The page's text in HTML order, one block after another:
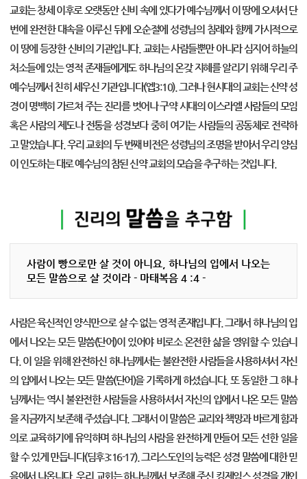
교회는 창세 이후로 오랫동안 신비 속에 있다가 예수님께서 이 땅에 오셔서 단
번에 완전한 대속을 이루신 뒤에 오순절에 성령님의 침례와 함께 가시적으로
이 땅에 등장한 신비의 기관입니다. 교회는 사람들뿐만 아니라 심지어 하늘의
처소들에 있는 영적 존재들에게도 하나님의 온갖 지혜를 알리기 위해 우리 주
예수님께서 친히 세우신 기관입니다(엡3:10). 그러나 현시대의 교회는 신약 성
경이 명백히 가르쳐 주는 진리를 벗어나 구약 시대의 이스라엘 사람들의 모임
혹은 사람의 제도나 전통을 성경보다 중히 여기는 사람들의 공동체로 전락하
고 말았습니다. 우리 교회의 두 번째 비전은 성령님의 조명을 받아서 우리 양심
이 인도하는 대로 예수님의 참된 신약 교회의 모습을 추구하는 것입니다.
사람이 빵으로만 살 것이 아니요, 하나님의 입에서 나오는
모든 말씀으로 살 것이라 - 마태복음 4 :4 -
사람은 육신적인 양식만으로 살 수 없는 영적 존재입니다. 그래서 하나님의 입
에서 나오는 모든 말씀(단어)이 있어야 비로소 온전한 삶을 영위할 수 있습니
다. 이 일을 위해 완전하신 하나님께서는 불완전한 사람들을 사용하셔서 자신
의 입에서 나오는 모든 말씀(단어)을 기록하게 하셨습니다. 또 동일한 그 하나
님께서는 역시 불완전한 사람들을 사용하셔서 자신의 입에서 나온 모든 말씀
을 지금까지 보존해 주셨습니다. 그래서 이 말씀은 교리와 책망과 바르게 함과
의로 교육하기에 유익하며 하나님의 사람을 완전하게 만들어 모든 선한 일을
할 수 있게 만듭니다(딤후3:16-17). 그리스도인의 능력은 성경 말씀에 대한 믿
음에서 나옵니다. 우리 교회는 하나님께서 보존해 주신 킹제임스 성경을 개인